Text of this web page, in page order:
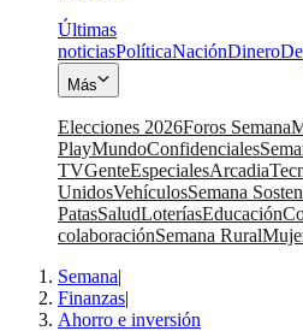
Últimas
noticiasPolíticaNaciónDinero
Más
Elecciones 2026Foros Semana
PlayMundoConfidenciales
TVGenteEspecialesArcadia
UnidosVehículosSemana
PatasSaludLoteríasEducación
colaboraciónSemana Rural
Semana|
Finanzas|
Ahorro e inversión